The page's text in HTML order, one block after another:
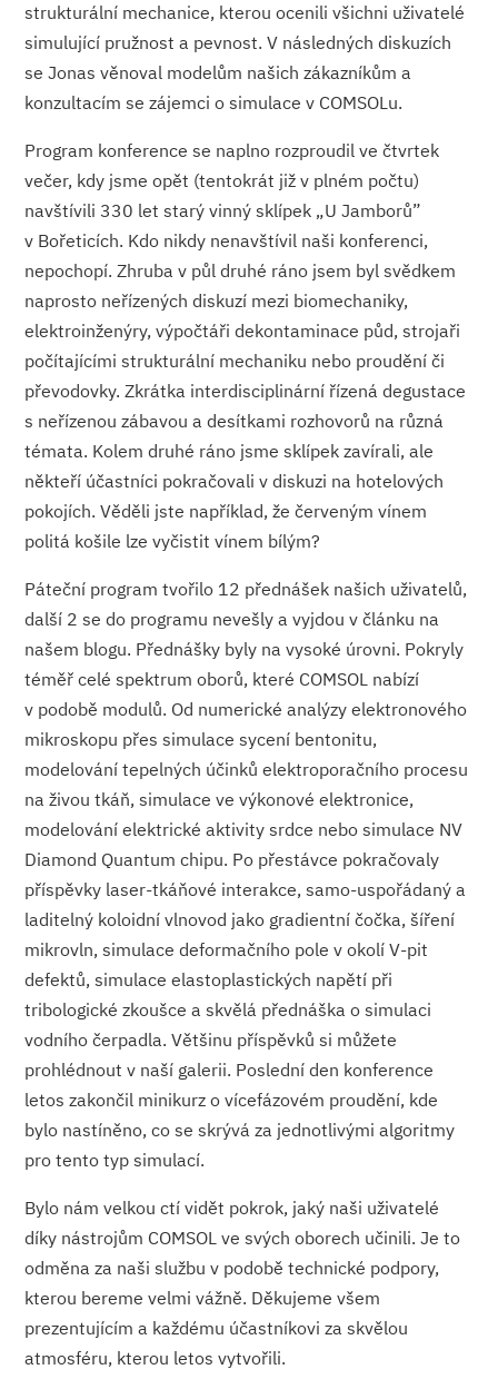
strukturální mechanice, kterou ocenili všichni uživatelé
simulující pružnost a pevnost. V následných diskuzích
se Jonas věnoval modelům našich zákazníkům a
konzultacím se zájemci o simulace v COMSOLu.
Program konference se naplno rozproudil ve čtvrtek
večer, kdy jsme opět (tentokrát již v plném počtu)
navštívili 330 let starý vinný sklípek „U Jamborů”
v Bořeticích. Kdo nikdy nenavštívil naši konferenci,
nepochopí. Zhruba v půl druhé ráno jsem byl svědkem
naprosto neřízených diskuzí mezi biomechaniky,
elektroinženýry, výpočtáři dekontaminace půd, strojaři
počítajícími strukturální mechaniku nebo proudění či
převodovky. Zkrátka interdisciplinární řízená degustace
s neřízenou zábavou a desítkami rozhovorů na různá
témata. Kolem druhé ráno jsme sklípek zavírali, ale
někteří účastníci pokračovali v diskuzi na hotelových
pokojích. Věděli jste například, že červeným vínem
politá košile lze vyčistit vínem bílým?
Páteční program tvořilo 12 přednášek našich uživatelů,
další 2 se do programu nevešly a vyjdou v článku na
našem blogu. Přednášky byly na vysoké úrovni. Pokryly
téměř celé spektrum oborů, které COMSOL nabízí
v podobě modulů. Od numerické analýzy elektronového
mikroskopu přes simulace sycení bentonitu,
modelování tepelných účinků elektroporačního procesu
na živou tkáň, simulace ve výkonové elektronice,
modelování elektrické aktivity srdce nebo simulace NV
Diamond Quantum chipu. Po přestávce pokračovaly
příspěvky laser-tkáňové interakce, samo-uspořádaný a
laditelný koloidní vlnovod jako gradientní čočka, šíření
mikrovln, simulace deformačního pole v okolí V-pit
defektů, simulace elastoplastických napětí při
tribologické zkoušce a skvělá přednáška o simulaci
vodního čerpadla. Většinu příspěvků si můžete
prohlédnout v naší galerii. Poslední den konference
letos zakončil minikurz o vícefázovém proudění, kde
bylo nastíněno, co se skrývá za jednotlivými algoritmy
pro tento typ simulací.
Bylo nám velkou ctí vidět pokrok, jaký naši uživatelé
díky nástrojům COMSOL ve svých oborech učinili. Je to
odměna za naši službu v podobě technické podpory,
kterou bereme velmi vážně. Děkujeme všem
prezentujícím a každému účastníkovi za skvělou
atmosféru, kterou letos vytvořili.